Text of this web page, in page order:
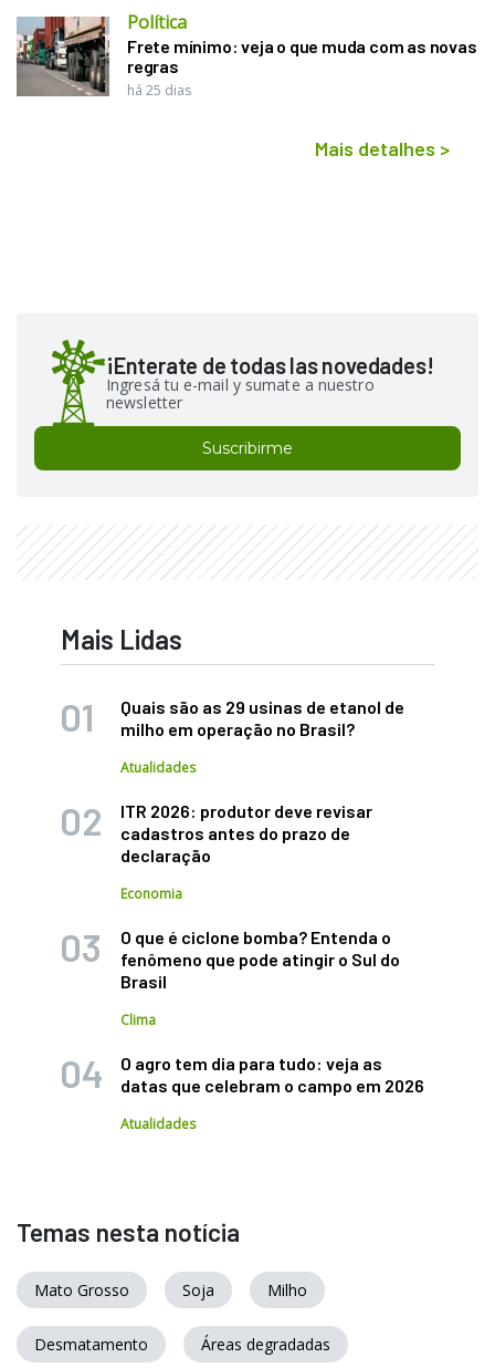
Política
Frete mínimo: veja o que muda com as novas
regras
há 25 dias
Mais detalhes >
¡Enterate de todas las novedades!
Ingresá tu e-mail y sumate a nuestro
newsletter
Suscribirme
Mais Lidas
Quais são as 29 usinas de etanol de
milho em operação no Brasil?
Atualidades
ITR 2026: produtor deve revisar
cadastros antes do prazo de
declaração
Economia
O que é ciclone bomba? Entenda o
fenômeno que pode atingir o Sul do
Brasil
Clima
O agro tem dia para tudo: veja as
datas que celebram o campo em 2026
Atualidades
Temas nesta notícia
Mato Grosso Soja Milho
Desmatamento Áreas degradadas